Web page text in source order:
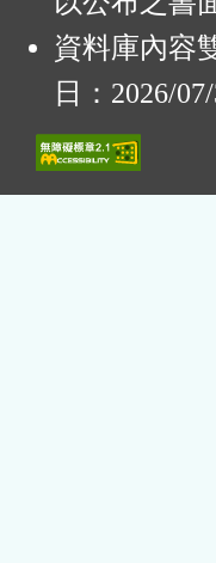
資料庫內容
日：2026/